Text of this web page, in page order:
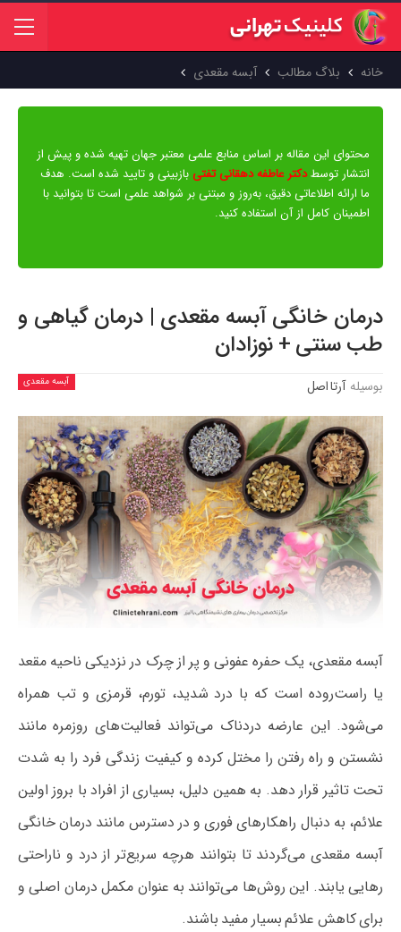
خانه بلاگ مطالب آبسه مقعدی
محتوای این مقاله بر اساس منابع علمی معتبر جهان تهیه شده و پیش از
انتشار توسطدکتر عاطفه دهقانی تفتی بازبینی و تایید شده است. هدف
ما ارائه اطلاعاتی دقیق، به‌روز و مبتنی بر شواهد علمی است تا بتوانید با
اطمینان کامل از آن استفاده کنید.
درمان خانگی آبسه مقعدی | درمان گیاهی و
طب سنتی + نوزادان
آبسه مقعدی بوسیله آرتا اصل
آبسه مقعدی، یک حفره عفونی و پر از چرک در نزدیکی ناحیه مقعد
یا راست‌روده است که با درد شدید، تورم، قرمزی و تب همراه
می‌شود. این عارضه دردناک می‌تواند فعالیت‌های روزمره مانند
نشستن و راه رفتن را مختل کرده و کیفیت زندگی فرد را به شدت
تحت تاثیر قرار دهد. به همین دلیل، بسیاری از افراد با بروز اولین
علائم، به دنبال راهکارهای فوری و در دسترس مانند درمان خانگی
آبسه مقعدی می‌گردند تا بتوانند هرچه سریع‌تر از درد و ناراحتی
رهایی یابند. این روش‌ها می‌توانند به عنوان مکمل درمان اصلی و
برای کاهش علائم بسیار مفید باشند.